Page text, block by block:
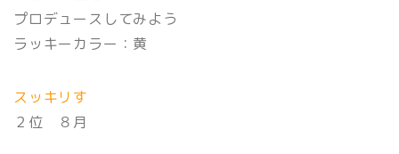
プロデュースしてみよう
ラッキーカラー：黄
スッキリす
２位 ８月